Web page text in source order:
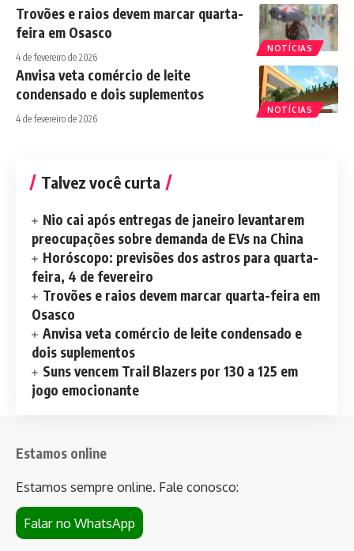
NOTÍCIAS
Trovões e raios devem marcar quarta-
feira em Osasco
4 de fevereiro de 2026
NOTÍCIAS
Anvisa veta comércio de leite
condensado e dois suplementos
4 de fevereiro de 2026
Talvez você curta
Nio cai após entregas de janeiro levantarem
preocupações sobre demanda de EVs na China
Horóscopo: previsões dos astros para quarta-
feira, 4 de fevereiro
Trovões e raios devem marcar quarta-feira em
Osasco
Anvisa veta comércio de leite condensado e
dois suplementos
Suns vencem Trail Blazers por 130 a 125 em
jogo emocionante
Estamos online
Estamos sempre online. Fale conosco:
Falar no WhatsApp